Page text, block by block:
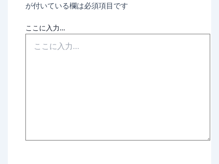
が付いている欄は必須項目です
ここに入力…